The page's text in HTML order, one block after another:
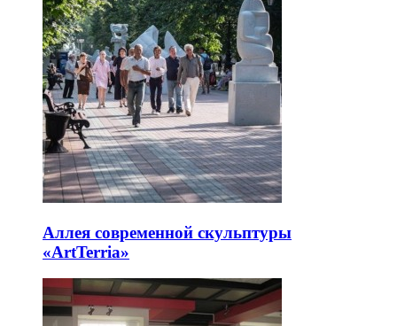
Аллея современной скульптуры
«ArtTerria»